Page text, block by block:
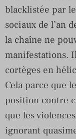
blacklistée par
sociaux de l’an
la chaîne ne
manifestations.
cortèges en
Cela parce que
position contre
que les
ignorant